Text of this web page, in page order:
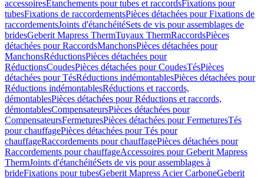
accessoiresEtanchements pour tubes et raccordsFixations pour
tubesFixations de raccordementsPièces détachées pour Fixations de
raccordementsJoints d'étanchéitéSets de vis pour assemblages de
bridesGeberit Mapress ThermTuyaux ThermRaccordsPièces
détachées pour RaccordsManchonsPièces détachées pour
ManchonsRéductionsPièces détachées pour
RéductionsCoudesPièces détachées pour CoudesTésPièces
détachées pour TésRéductions indémontablesPièces détachées pour
Réductions indémontablesRéductions et raccords,
démontablesPièces détachées pour Réductions et raccords,
démontablesCompensateursPièces détachées pour
CompensateursFermeturesPièces détachées pour FermeturesTés
pour chauffagePièces détachées pour Tés pour
chauffageRaccordements pour chauffagePièces détachées pour
Raccordements pour chauffageAccessoires pour Geberit Mapress
ThermJoints d'étanchéitéSets de vis pour assemblages à
brideFixations pour tubesGeberit Mapress Acier CarboneGeberit